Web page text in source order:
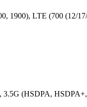
1900), LTE (700 (12/
3.5G (HSDPA,